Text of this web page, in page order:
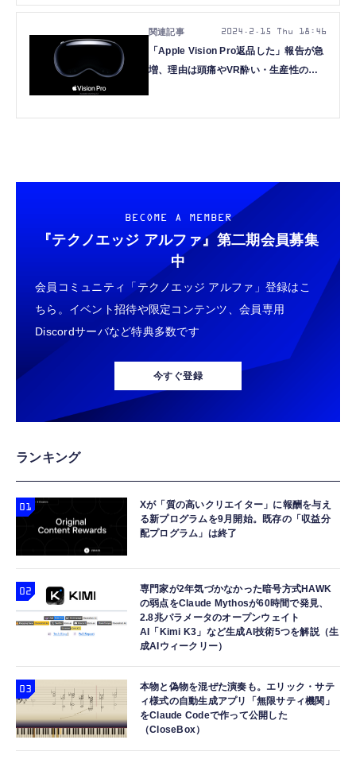
「Apple Vision Pro返品した」報告が急
増、理由は頭痛やVR酔い・生産性の低
2024.2.15 Thu 18:46
BECOME A MEMBER
『テクノエッジ アルファ』 第二期会員募集
中
会員コミュニティ「テクノエッジ アルファ」登録はこ
ちら。イベント招待や限定コンテンツ、会員専用
Discordサーバなど特典多数です
今すぐ登録
ランキング
Xが「質の高いクリエイター」に報酬を与え
る新プログラムを9月開始。既存の「収益分
配プログラム」は終了
専門家が2年気づかなかった暗号方式HAWK
の弱点をClaude Mythosが60時間で発見、
2.8兆パラメータのオープンウェイト
AI「Kimi K3」など生成AI技術5つを解説（生
成AIウィークリー）
本物と偽物を混ぜた演奏も。エリック・サテ
ィ様式の自動生成アプリ「無限サティ機関」
をClaude Codeで作って公開した
（CloseBox）